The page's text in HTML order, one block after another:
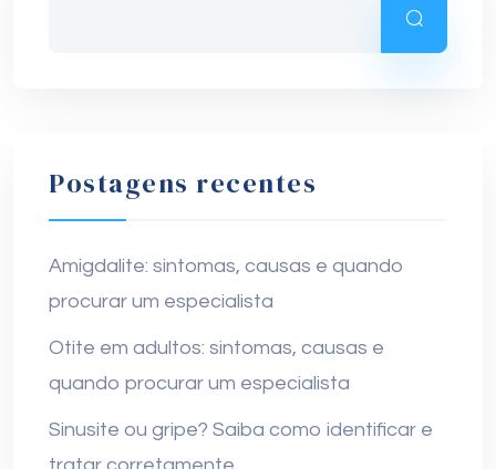
Postagens recentes
Amigdalite: sintomas, causas e quando
procurar um especialista
Otite em adultos: sintomas, causas e
quando procurar um especialista
Sinusite ou gripe? Saiba como identificar e